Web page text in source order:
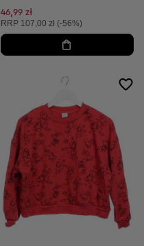
46,99 zł
Cena sugerowana:
RRP 107,00 zł (-56%)